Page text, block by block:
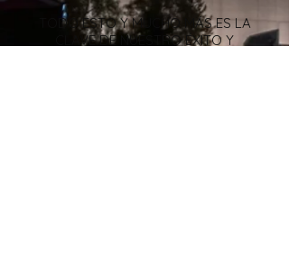
TODO ESTO Y MUCHO MÁS ES LA
CLAVE DE NUESTRO ÉXITO Y